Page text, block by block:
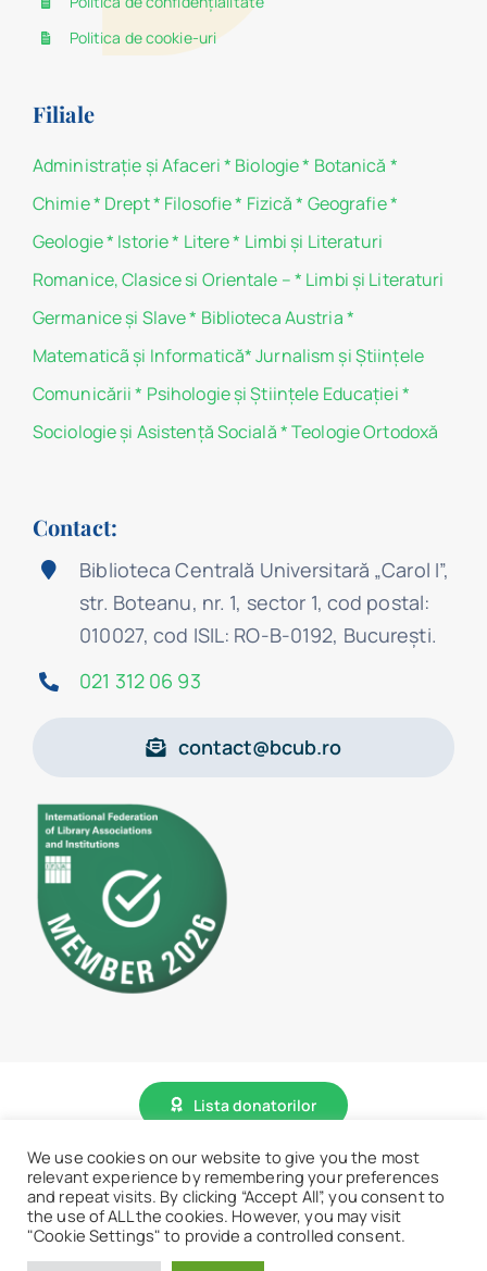
Politica de cookie-uri
Filiale
Administraţie şi Afaceri* Biologie* Botanică *
Chimie* Drept* Filosofie* Fizică * Geografie*
Geologie* Istorie* Litere* Limbi și Literaturi
Romanice, Clasice si Orientale –* Limbi și Literaturi
Germanice şi Slave* Biblioteca Austria*
Matematicã și Informatică*Jurnalism şi Ştiinţele
Comunicării * Psihologie şi Ştiinţele Educaţiei*
Sociologie şi Asistenţă Socială*Teologie Ortodoxă
Contact:
Biblioteca Centrală Universitară „Carol I”,
str. Boteanu, nr. 1, sector 1, cod postal:
010027, cod ISIL: RO-B-0192, Bucureşti.
021 312 06 93
contact@bcub.ro
Lista donatorilor
© 2026 • BCU „Carol I” - Toate drepturile sunt rezervate.
Accesează website vechi
We use cookies on our website to give you the most
relevant experience by remembering your preferences
and repeat visits. By clicking “Accept All”, you consent to
the use of ALL the cookies. However, you may visit
"Cookie Settings" to provide a controlled consent.